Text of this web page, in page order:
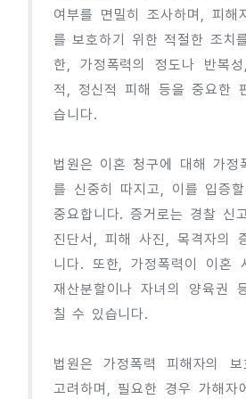
여부를 면밀히 조사하며, 피해
를 보호하기 위한 적절한 조치
한, 가정폭력의 정도나 반복
적, 정신적 피해 등을 중요한
습니다.
법원은 이혼 청구에 대해 가정
를 신중히 따지고, 이를 입증
중요합니다. 증거로는 경찰 신
진단서, 피해 사진, 목격자의
니다. 또한, 가정폭력이 이혼
재산분할이나 자녀의 양육권
칠 수 있습니다.
법원은 가정폭력 피해자의 보
고려하며, 필요한 경우 가해자